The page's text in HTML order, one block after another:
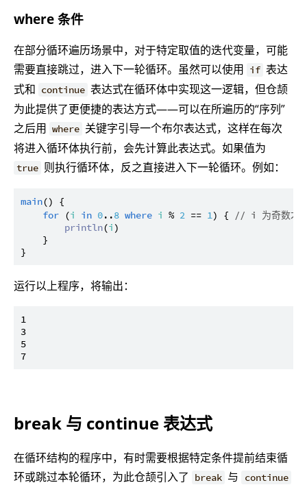
where 条件
在部分循环遍历场景中，对于特定取值的迭代变量，可能
需要直接跳过，进入下一轮循环。虽然可以使用 if 表达
式和 continue 表达式在循环体中实现这一逻辑，但仓颉
为此提供了更便捷的表达方式——可以在所遍历的“序列”
之后用 where 关键字引导一个布尔表达式，这样在每次
将进入循环体执行前，会先计算此表达式。如果值为
true 则执行循环体，反之直接进入下一轮循环。例如：
main() {
for (i in 0..8 where i % 2 == 1) {
// i 为奇数才
println(i )
    }
运行以上程序，将输出：
1
3
5
break 与 continue 表达式
在循环结构的程序中，有时需要根据特定条件提前结束循
环或跳过本轮循环，为此仓颉引入了
break 与 continue